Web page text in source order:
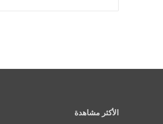
الأكثر مشاهدة